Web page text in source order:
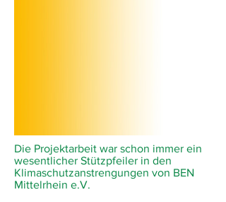
Die Projektarbeit war schon immer ein
wesentlicher Stützpfeiler in den
Klimaschutzanstrengungen von BEN
Mittelrhein e.V.